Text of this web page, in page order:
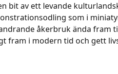
bit av ett levande
som i
åkerbruk ända fram
fram i modern tid och gett